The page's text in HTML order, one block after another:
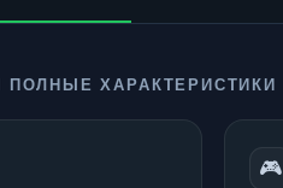
ХАРАКТЕРИСТИКИ
🎮